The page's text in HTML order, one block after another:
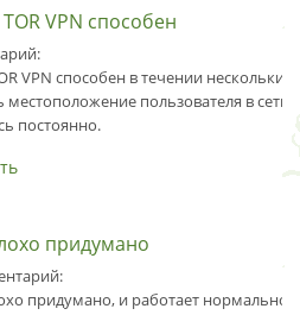
VPN способен
VPN способен в течении нескольких
местоположение пользователя в сети.
постоянно.
придумано
придумано, и работает нормально.